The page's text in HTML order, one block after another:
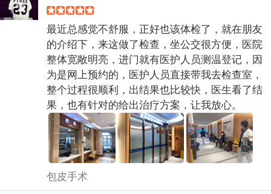
最近总感觉不舒服，正好也该体检了，就在朋友
的介绍下，来这做了检查，坐公交很方便，医院
整体宽敞明亮，进门就有医护人员测温登记，因
为是网上预约的，医护人员直接带我去检查室，
整个过程很顺利，出结果也比较快，医生看了结
果，也有针对的给出治疗方案，让我放心。
包皮手术